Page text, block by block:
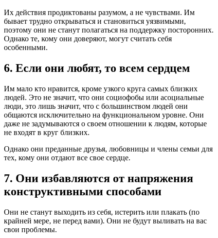
Их действия продиктованы разумом, а не чувствами. Им
бывает трудно открываться и становиться уязвимыми,
поэтому они не станут полагаться на поддержку посторонних.
Однако те, кому они доверяют, могут считать себя
особенными.
6. Если они любят, то всем сердцем
Им мало кто нравится, кроме узкого круга самых близких
людей. Это не значит, что они социофобы или асоциальные
люди, это лишь значит, что с большинством людей они
общаются исключительно на функциональном уровне. Они
даже не задумываются о своем отношении к людям, которые
не входят в круг близких.
Однако они преданные друзья, любовницы и члены семьи для
тех, кому они отдают все свое сердце.
7. Они избавляются от напряжения
конструктивными способами
Они не станут выходить из себя, истерить или плакать (по
крайней мере, не перед вами). Они не будут выливать на вас
свои проблемы.